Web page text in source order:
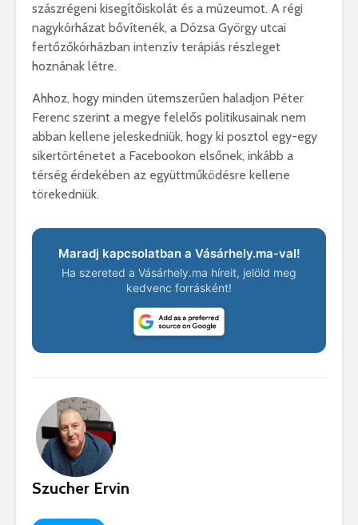
szászrégeni kisegítőiskolát és a múzeumot. A régi
nagykórházat bővítenék, a Dózsa György utcai
fertőzőkórházban intenzív terápiás részleget
hoznának létre.
Ahhoz, hogy minden ütemszerűen haladjon Péter
Ferenc szerint a megye felelős politikusainak nem
abban kellene jeleskedniük, hogy ki posztol egy-egy
sikertörténetet a Facebookon elsőnek, inkább a
térség érdekében az együttműködésre kellene
törekedniük.
Maradj kapcsolatban a Vásárhely.ma-val!
Ha szereted a Vásárhely.ma híreit, jelöld meg
kedvenc forrásként!
Szucher Ervin